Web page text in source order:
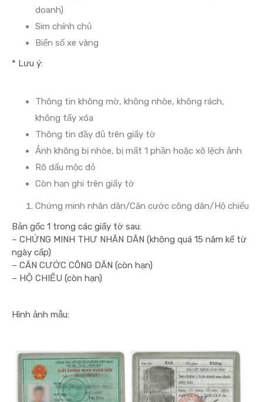
doanh)
Sim chính chủ
Biển số xe vàng
* Lưu ý:
Thông tin không mờ, không nhòe, không rách,
không tẩy xóa
Thông tin đầy đủ trên giấy tờ
Ảnh không bị nhòe, bị mất 1 phần hoặc xô lệch ảnh
Rõ dấu mộc đỏ
Còn hạn ghi trên giấy tờ
Chứng minh nhân dân/Căn cước công dân/Hộ chiếu
Bản gốc 1 trong các giấy tờ sau:
– CHỨNG MINH THƯ NHÂN DÂN (không quá 15 năm kể từ
ngày cấp)
– CĂN CƯỚC CÔNG DÂN (còn hạn)
– HỘ CHIẾU (còn hạn)
Hình ảnh mẫu: